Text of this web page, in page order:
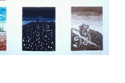
(espone 6 opere
(espone 6 opere).
(espone 8